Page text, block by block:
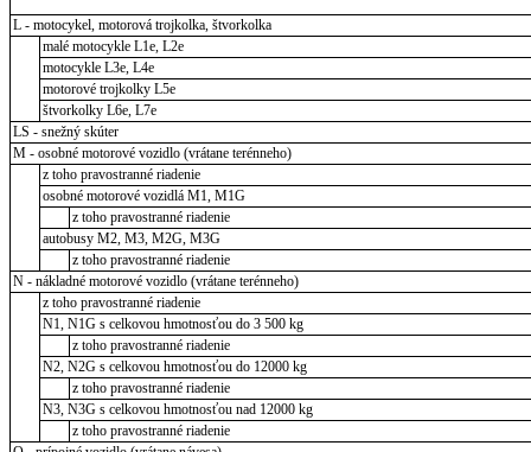
L - motocykel, motorová trojkolka, štvorkolka
malé motocykle L1e, L2e
motocykle L3e, L4e
motorové trojkolky L5e
štvorkolky L6e, L7e
LS - snežný skúter
M - osobné motorové vozidlo (vrátane terénneho)
z toho pravostranné riadenie
osobné motorové vozidlá M1, M1G
z toho pravostranné riadenie
autobusy M2, M3, M2G, M3G
z toho pravostranné riadenie
N - nákladné motorové vozidlo (vrátane terénneho)
z toho pravostranné riadenie
N1, N1G s celkovou hmotnosťou do 3 500 kg
z toho pravostranné riadenie
N2, N2G s celkovou hmotnosťou do 12000 kg
z toho pravostranné riadenie
N3, N3G s celkovou hmotnosťou nad 12000 kg
z toho pravostranné riadenie